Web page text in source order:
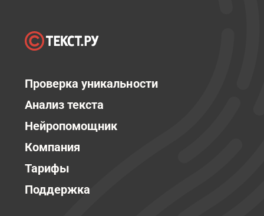
Проверка уникальности
Анализ текста
Нейропомощник
Компания
Тарифы
Поддержка